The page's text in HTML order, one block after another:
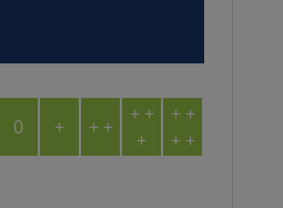
0 + + +
+ +
+
+ +
+ +